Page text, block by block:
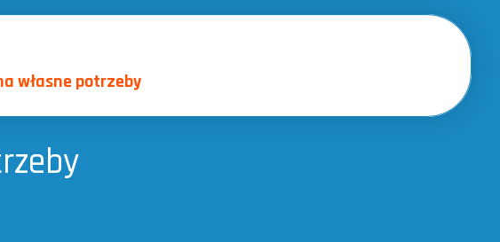
własne potrzeby